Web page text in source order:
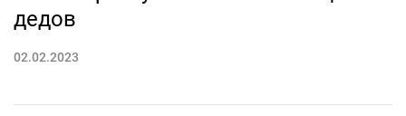
дедов
02.02.2023